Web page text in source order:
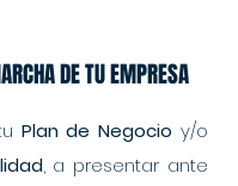
DE TU EMPRESA
Plan de Negocio y/o
, a presentar ante